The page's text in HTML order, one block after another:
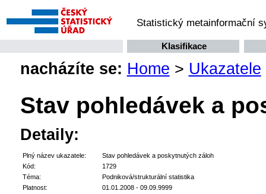
Statistický metainformační
Klasifikace
nacházíte se: Home > Ukazatele
Stav pohledávek a
Detaily:
Plný název ukazatele:
Stav pohledávek a poskytnutých záloh
Kód:
1729
Téma:
Podniková/strukturální statistika
Platnost:
01.01.2008 - 09.09.9999